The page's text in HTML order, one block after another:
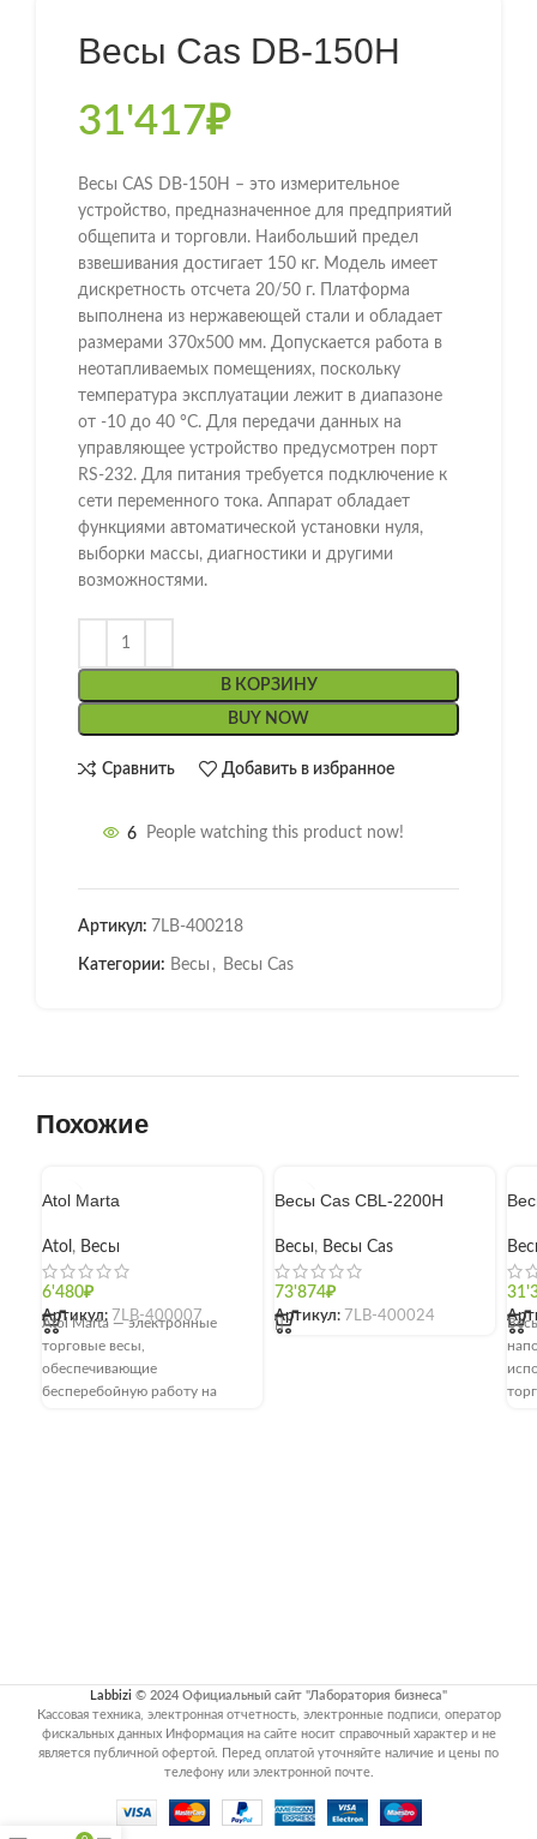
Весы Cas DB-150H
31'417₽
Весы CAS DB-150H – это измерительное
устройство, предназначенное для предприятий
общепита и торговли. Наибольший предел
взвешивания достигает 150 кг. Модель имеет
дискретность отсчета 20/50 г. Платформа
выполнена из нержавеющей стали и обладает
размерами 370х500 мм. Допускается работа в
неотапливаемых помещениях, поскольку
температура эксплуатации лежит в диапазоне
от -10 до 40 °С. Для передачи данных на
управляющее устройство предусмотрен порт
RS-232. Для питания требуется подключение к
сети переменного тока. Аппарат обладает
функциями автоматической установки нуля,
выборки массы, диагностики и другими
возможностями.
В КОРЗИНУ
BUY NOW
Сравнить Добавить в избранное
6 People watching this product now!
Артикул: 7LB-400218
Категории: Весы , Весы Cas
Похожие
Atol Marta
Atol , Весы
6'480₽
Артикул: 7LB-400007
Atol Marta — электронные
торговые весы,
обеспечивающие
бесперебойную работу на
позволяет делать простое
взвешивание, автоматический
расчет по весу с просчетом за
единицу товара и сдачи,
взвешивание с учетом веса
упаковки, вызов самых
популярных товаров.
Весы Cas CBL-2200H
Весы, Весы Cas
73'874₽
Артикул: 7LB-400024
[]
Labbizi © 2024 Официальный сайт "Лаборатория бизнеса"
Кассовая техника, электронная отчетность, электронные подписи, оператор
фискальных данных Информация на сайте носит справочный характер и не
является публичной офертой. Перед оплатой уточняйте наличие и цены по
телефону или электронной почте.